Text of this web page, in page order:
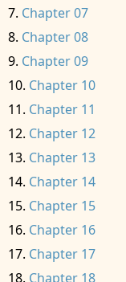
Chapter 07
Chapter 08
Chapter 09
Chapter 10
Chapter 11
Chapter 12
Chapter 13
Chapter 14
Chapter 15
Chapter 16
Chapter 17
Chapter 18